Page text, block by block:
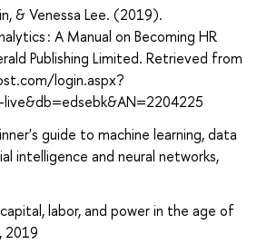
& Venessa Lee. (2019).
: A Manual on Becoming HR
Publishing Limited. Retrieved from
login.aspx?
guide to machine learning, data
intelligence and neural networks,
labor, and power in the age of
2019